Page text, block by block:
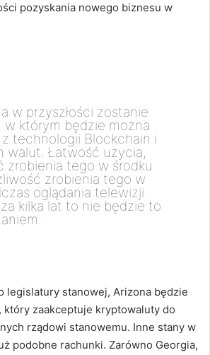
pozyskania nowego biznesu w
w przyszłości zostanie
w którym będzie można
technologii Blockchain i
walut. Łatwość użycia,
zrobienia tego w środku
zrobienia tego w
oglądania telewizji.
kilka lat to nie będzie to
legislatury stanowej, Arizona będzie
który zaakceptuje kryptowaluty do
rządowi stanowemu. Inne stany w
podobne rachunki. Zarówno Georgia,